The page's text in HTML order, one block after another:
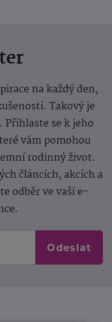
na každý den,
Takový je
se k jeho
vám pomohou
rodinný život.
článcích, akcích a
odběr ve vaší e-
Odeslat